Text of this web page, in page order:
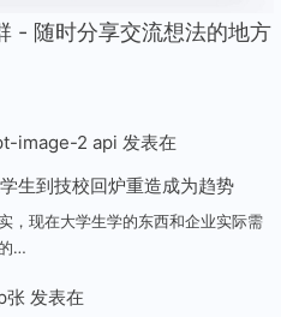
- 随时分享交流想法的地方
image-2 api 发表在
生到技校回炉重造成为趋势
，现在大学生学的东西和企业实际需
…
张发表在